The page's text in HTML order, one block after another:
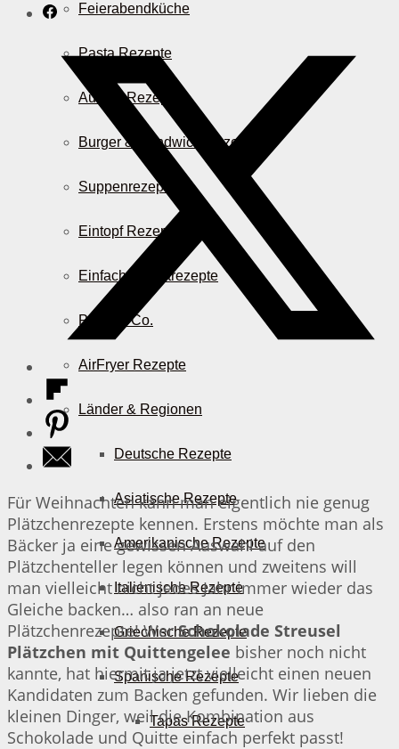
Feierabendküche
Pasta Rezepte
Auflauf Rezepte
Burger & Sandwich Rezepte
Suppenrezepte
Eintopf Rezepte
Einfache Salatrezepte
Pizza & Co.
AirFryer Rezepte
Länder & Regionen
Deutsche Rezepte
Asiatische Rezepte
Amerikanische Rezepte
Italienische Rezepte
Griechische Rezepte
Spanische Rezepte
Tapas Rezepte
Für Weihnachten kann man eigentlich nie genug
Plätzchenrezepte kennen. Erstens möchte man als
Bäcker ja eine gewissen Auswahl auf den
Plätzchenteller legen können und zweitens will
man vielleicht nicht jedes Jahr immer wieder das
Gleiche backen… also ran an neue
Plätzchenrezepte! WerSchokolade Streusel
Plätzchen mit Quittengelee bisher noch nicht
kannte, hat hiermit ja jetzt vielleicht einen neuen
Kandidaten zum Backen gefunden. Wir lieben die
kleinen Dinger, weil die Kombination aus
Schokolade und Quitte einfach perfekt passt!